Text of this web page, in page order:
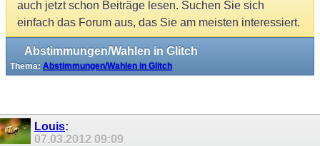
auch jetzt schon Beiträge lesen. Suchen Sie sich
einfach das Forum aus, das Sie am meisten interessiert.
Abstimmungen/Wahlen in Glitch
Thema: Abstimmungen/Wahlen in Glitch
Louis:
07.03.2012 09:09